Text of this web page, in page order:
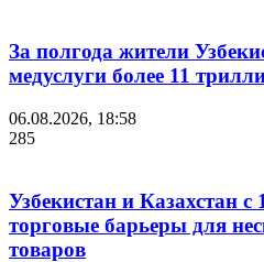
За полгода жители
медуслуги более 11
06.08.2026, 18:58
285
Узбекистан и Казахстан с
торговые барьеры для
товаров